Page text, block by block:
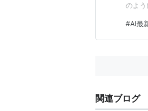
のよ
した
のモ
#AI最
関連ブログ